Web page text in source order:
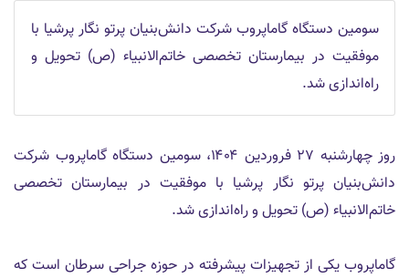
سومین دستگاه گاماپروب شرکت دانش‌بنیان پرتو نگار پرشیا با
موفقیت در بیمارستان تخصصی خاتم‌الانبیاء (ص) تحویل و
راه‌اندازی شد.
روز چهارشنبه ۲۷ فروردین ۱۴۰۴، سومین دستگاه گاماپروب شرکت
دانش‌بنیان پرتو نگار پرشیا با موفقیت در بیمارستان تخصصی
خاتم‌الانبیاء (ص) تحویل و راه‌اندازی شد.
گاماپروب یکی از تجهیزات پیشرفته در حوزه جراحی سرطان است که